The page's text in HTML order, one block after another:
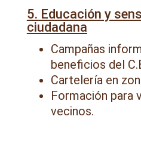
5. Educación y
ciudadana
Campañas
beneficios del
Cartelería en
Formación para
vecinos.